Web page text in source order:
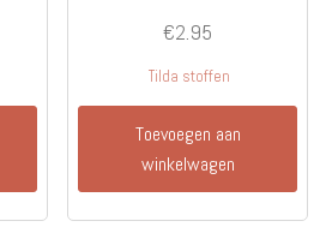
€2.95
Tilda stoffen
Toevoegen aan
winkelwagen